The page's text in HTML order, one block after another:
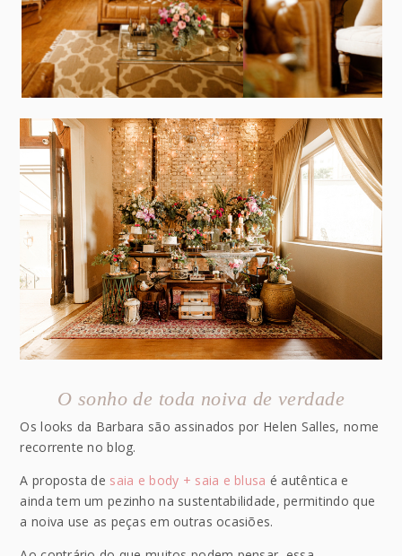
O sonho de toda noiva de verdade
Os looks da Barbara são assinados por Helen Salles, nome
recorrente no blog.
A proposta de saia e body + saia e blusa é autêntica e
ainda tem um pezinho na sustentabilidade, permitindo que
a noiva use as peças em outras ocasiões.